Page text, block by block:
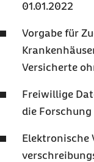
01.01.2022
Vorgabe für
Versicherte
Freiwillige
die Forschung
Elektronische